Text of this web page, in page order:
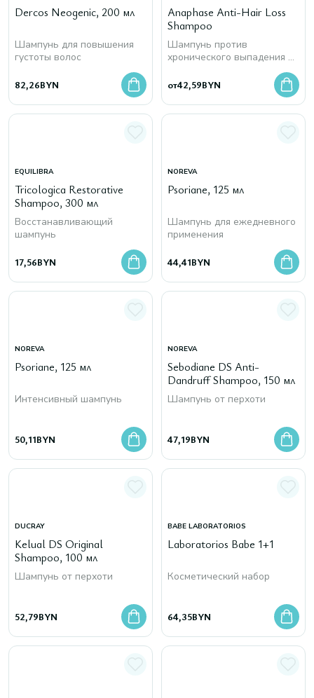
Dercos Neogenic, 200 мл
Шампунь для повышения
густоты волос
82,26BYN
Anaphase Anti-Hair Loss
Shampoo
Шампунь против
хронического выпадения и
от42,59BYN
EQUILIBRA
Tricologica Restorative
Shampoo, 300 мл
Восстанавливающий
шампунь
17,56BYN
NOREVA
Psoriane, 125 мл
Шампунь для ежедневного
применения
44,41BYN
NOREVA
Psoriane, 125 мл
Интенсивный шампунь
50,11BYN
NOREVA
Sebodiane DS Anti-
Dandruff Shampoo, 150 мл
Шампунь от перхоти
47,19BYN
DUCRAY
Kelual DS Original
Shampoo, 100 мл
Шампунь от перхоти
52,79BYN
BABE LABORATORIOS
Laboratorios Babe 1+1
Косметический набор
64,35BYN